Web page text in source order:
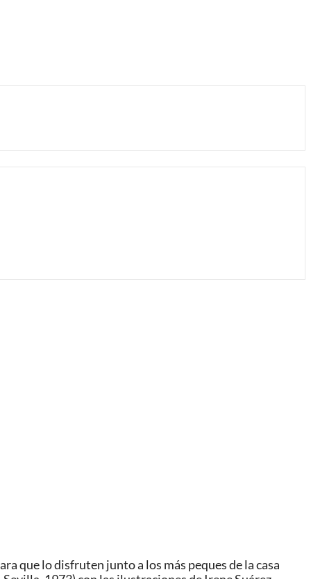
que lo disfruten junto a los más peques de la casa